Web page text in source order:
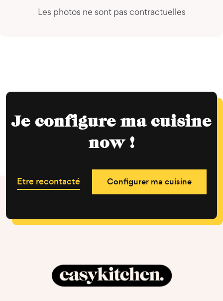
Les photos ne sont pas contractuelles
Je configure ma cuisine
now !
Etre recontacté Configurer ma cuisine